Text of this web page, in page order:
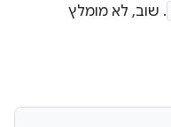
. שוב, לא מומלץ